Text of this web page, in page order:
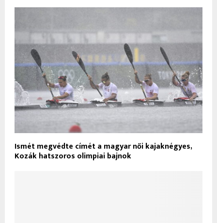
Ismét megvédte címét a magyar női kajaknégyes,
Kozák hatszoros olimpiai bajnok